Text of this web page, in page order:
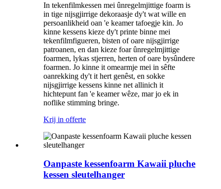
In tekenfilmkessen mei ûnregelmjittige foarm is
in tige nijsgjirrige dekoraasje dy't wat wille en
persoanlikheid oan 'e keamer tafoegje kin. Jo
kinne kessens kieze dy't printe binne mei
tekenfilmfigueren, bisten of oare nijsgjirrige
patroanen, en dan kieze foar ûnregelmjittige
foarmen, lykas stjerren, herten of oare bysûndere
foarmen. Jo kinne it omearmje mei in sêfte
oanrekking dy't it hert genêst, en sokke
nijsgjirrige kessens kinne net allinich it
hichtepunt fan 'e keamer wêze, mar jo ek in
noflike stimming bringe.
Krij in offerte
Oanpaste kessenfoarm Kawaii pluche
kessen sleutelhanger